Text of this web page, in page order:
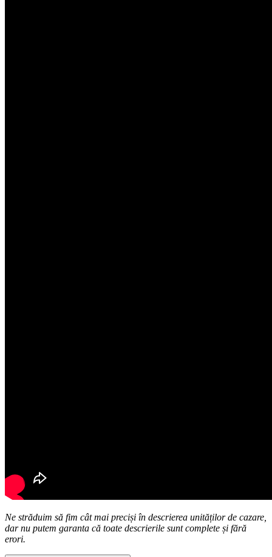
Ne străduim să fim cât mai preciși în descrierea unităților de cazare,
dar nu putem garanta că toate descrierile sunt complete și fără
erori.